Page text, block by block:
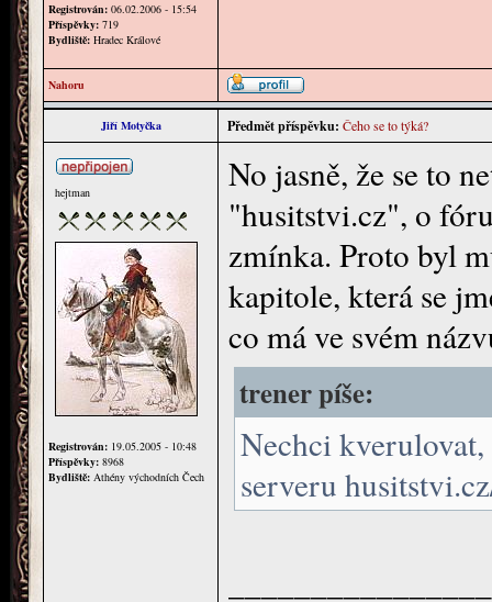
Registrován: 06.02.2006 - 15:54
Příspěvky: 719
Bydliště: Hradec Králové
Nahoru
Jiří Motyčka Předmět příspěvku: Čeho se to týká?
hejtman
Registrován: 19.05.2005 - 10:48
Příspěvky: 8968
Bydliště: Athény východních Čech
No jasně, že se to
"husitstvi.cz", o
zmínka. Proto byl
kapitole, která se
co má ve svém
trener píše:
Nechci kverulovat,
serveru